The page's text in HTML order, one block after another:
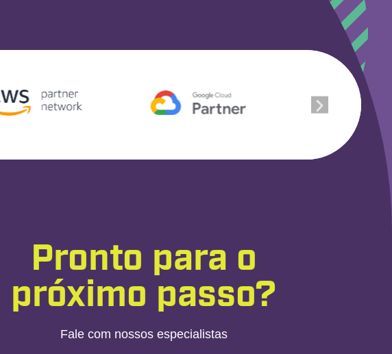
Pronto para o
próximo passo?
Fale com nossos especialistas